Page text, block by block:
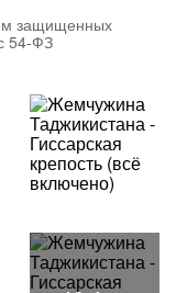
защищенных
54-ФЗ